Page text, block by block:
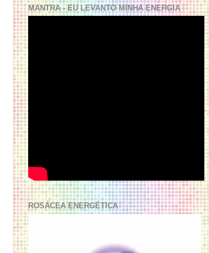
MANTRA - EU LEVANTO MINHA ENERGIA
ROSÁCEA ENERGÉTICA